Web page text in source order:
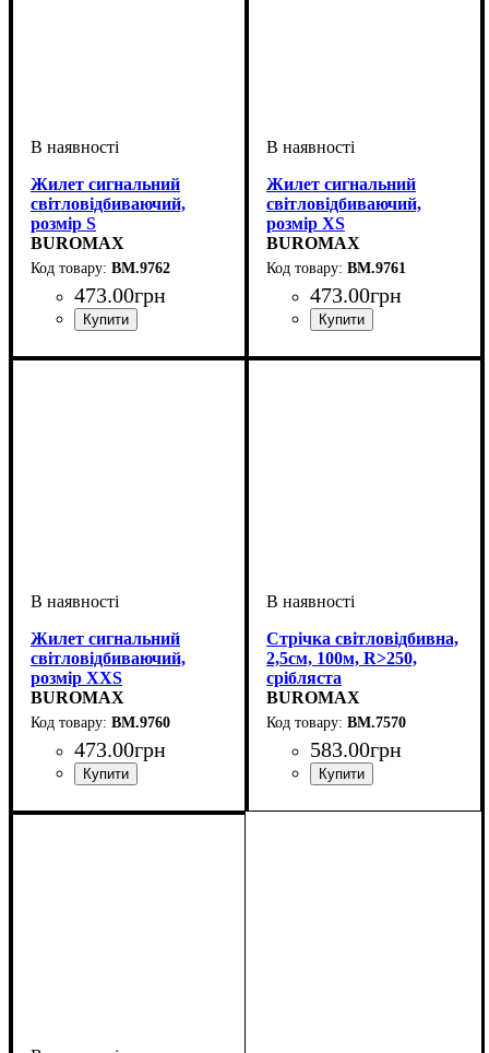
Жилет сигнальний
світловідбиваючий,
розмір S
BUROMAX
BM.9762
473.00грн
Жилет сигнальний
світловідбиваючий,
розмір XS
BUROMAX
BM.9761
473.00грн
Жилет сигнальний
світловідбиваючий,
розмір XXS
BUROMAX
BM.9760
473.00грн
Стрічка світловідбивна,
2,5см, 100м, R>250,
срібляста
BUROMAX
BM.7570
583.00грн